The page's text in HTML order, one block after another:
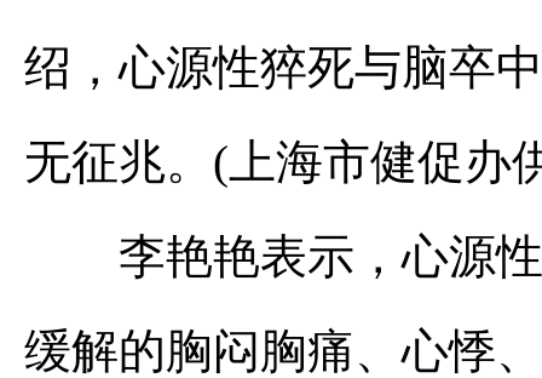
绍，心源性猝死与脑卒
无征兆。(上海市健促办
李艳艳表示，心源性
缓解的胸闷胸痛、心悸